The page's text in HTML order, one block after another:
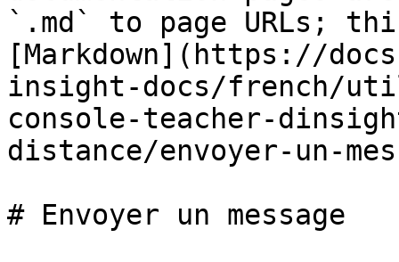
`.md` to page URLs;
[Markdown](https://
insight-docs/french/
console-teacher-
distance/envoyer-un-
# Envoyer un message